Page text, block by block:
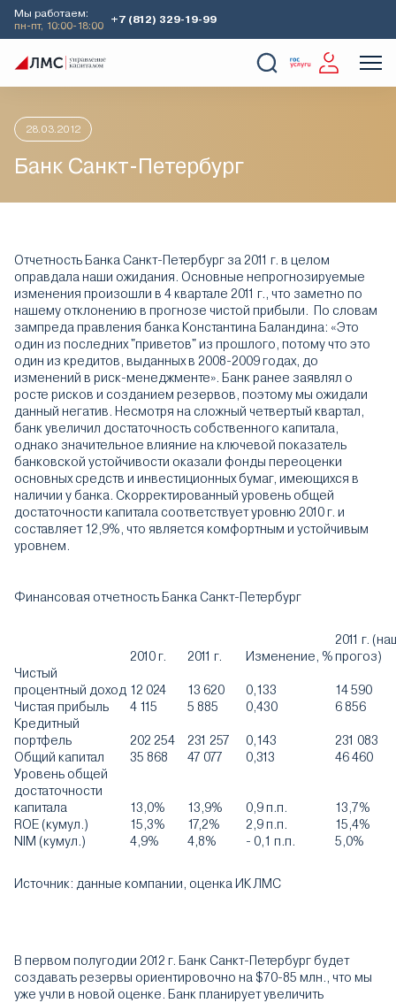
Мы работаем:
пн-пт, 10:00-18:00
+7 (812) 329-19-99
Главная Аналитика
28.03.2012
Банк Санкт-Петербург
Отчетность Банка Санкт-Петербург за 2011 г. в целом
оправдала наши ожидания. Основные непрогнозируемые
изменения произошли в 4 квартале 2011 г., что заметно по
нашему отклонению в прогнозе чистой прибыли. По словам
зампреда правления банка Константина Баландина: «Это
один из последних "приветов" из прошлого, потому что это
один из кредитов, выданных в 2008-2009 годах, до
изменений в риск-менеджменте». Банк ранее заявлял о
росте рисков и созданием резервов, поэтому мы ожидали
данный негатив. Несмотря на сложный четвертый квартал,
банк увеличил достаточность собственного капитала,
однако значительное влияние на ключевой показатель
банковской устойчивости оказали фонды переоценки
основных средств и инвестиционных бумаг, имеющихся в
наличии у банка. Скорректированный уровень общей
достаточности капитала соответствует уровню 2010 г. и
составляет 12,9%, что является комфортным и устойчивым
уровнем.
Финансовая отчетность Банка Санкт-Петербург
2010 г. 2011 г. Изменение, %
2011 г.
прогоз)
Чистый
процентный доход 12 024 13 620 0,133
14 590
Чистая прибыль
4 115 5 885 0,430
6 856
Кредитный
портфель
202 254 231 257 0,143
231 083
Общий капитал
35 868 47 077 0,313
46 460
Уровень общей
достаточности
капитала
13,0% 13,9% 0,9 п.п.
13,7%
ROE (кумул.)
15,3% 17,2% 2,9 п.п.
15,4%
NIM (кумул.)
4,9% 4,8% - 0,1 п.п. 5,0%
Источник: данные компании, оценка ИК ЛМС
В первом полугодии 2012 г. Банк Санкт-Петербург будет
создавать резервы ориентировочно на $70-85 млн., что мы
уже учли в новой оценке. Банк планирует увеличить